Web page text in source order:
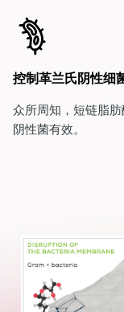
控制革兰氏阴性细
众所周知，短链脂
阴性菌有效。